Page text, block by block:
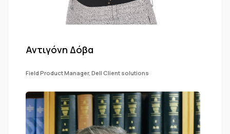
Αντιγόνη Δόβα
Field Product Manager, Dell Client solutions